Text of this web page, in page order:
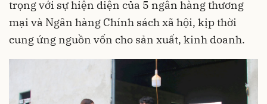
trọng với sự hiện diện của 5 ngân hàng thương
mại và Ngân hàng Chính sách xã hội, kịp thời
cung ứng nguồn vốn cho sản xuất, kinh doanh.